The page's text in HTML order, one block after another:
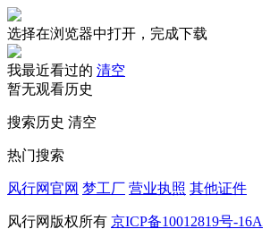
选择在浏览器中打开，完成下载
我最近看过的 清空
暂无观看历史
搜索历史 清空
热门搜索
风行网官网 梦工厂 营业执照 其他证件
风行网版权所有 京ICP备10012819号-16A